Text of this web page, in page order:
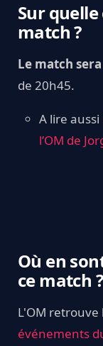
Sur
match ?
Le match
de 20h45.
A lire aussi
l’OM de
Où en
ce match ?
L'OM retrouve
événements